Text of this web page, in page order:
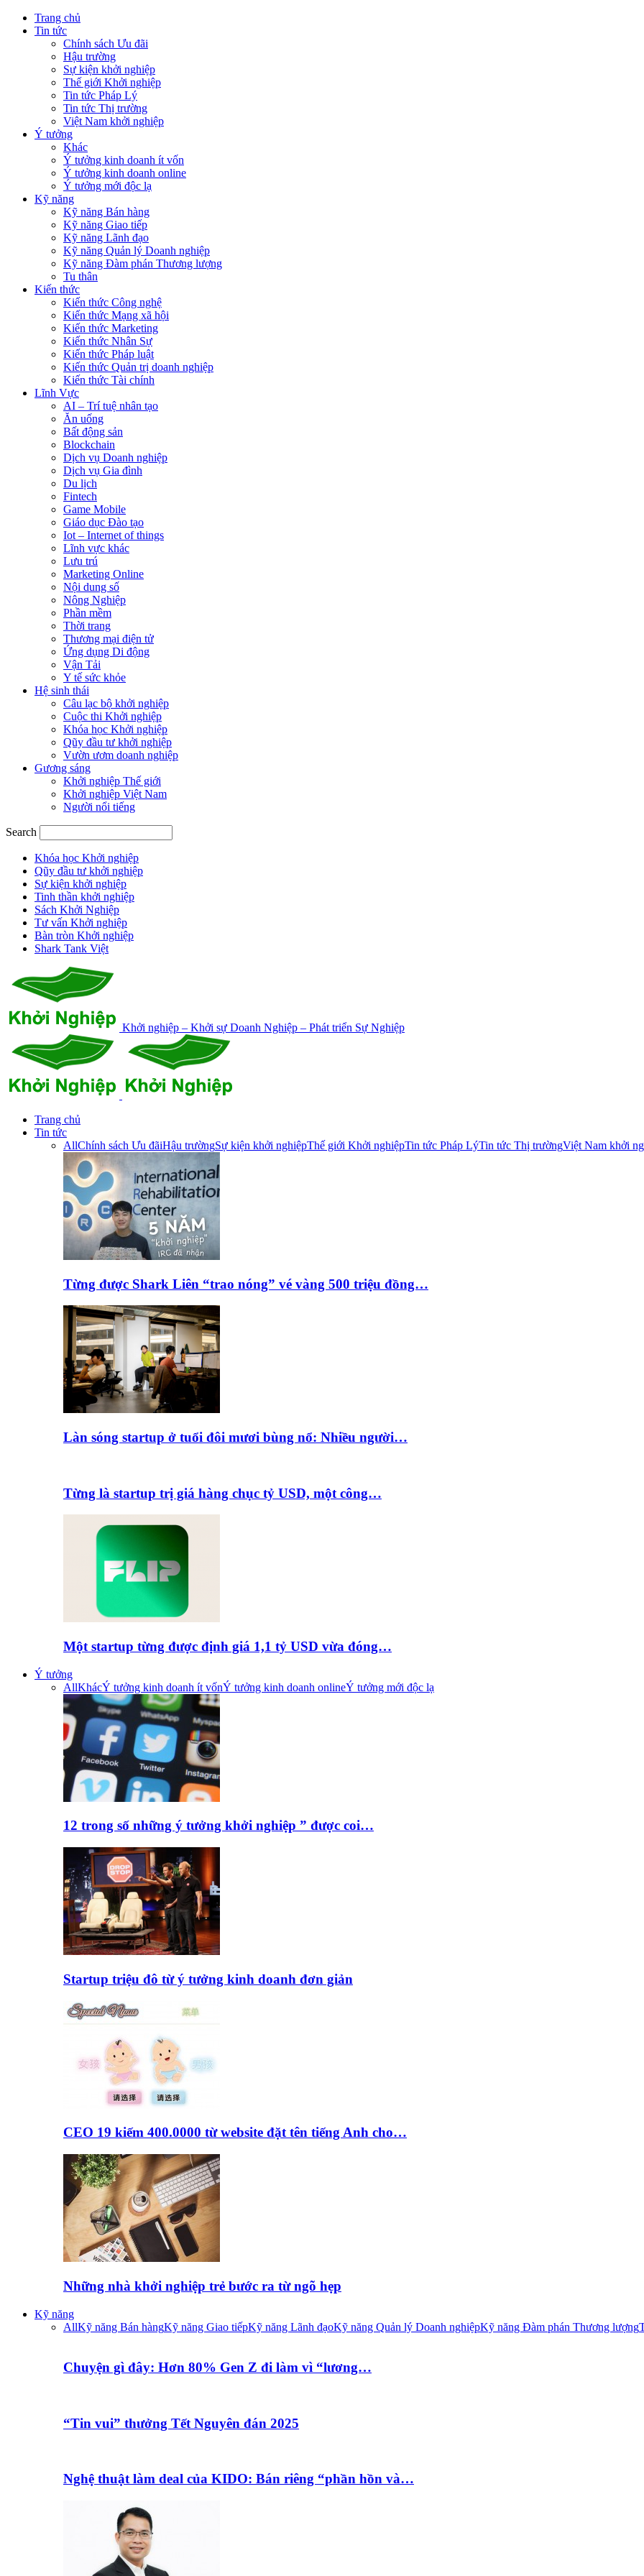
Trang chủ
Tin tức
Chính sách Ưu đãi
Hậu trường
Sự kiện khởi nghiệp
Thế giới Khởi nghiệp
Tin tức Pháp Lý
Tin tức Thị trường
Việt Nam khởi nghiệp
Ý tưởng
Khác
Ý tưởng kinh doanh ít vốn
Ý tưởng kinh doanh online
Ý tưởng mới độc lạ
Kỹ năng
Kỹ năng Bán hàng
Kỹ năng Giao tiếp
Kỹ năng Lãnh đạo
Kỹ năng Quản lý Doanh nghiệp
Kỹ năng Đàm phán Thương lượng
Tu thân
Kiến thức
Kiến thức Công nghệ
Kiến thức Mạng xã hội
Kiến thức Marketing
Kiến thức Nhân Sự
Kiến thức Pháp luật
Kiến thức Quản trị doanh nghiệp
Kiến thức Tài chính
Lĩnh Vực
AI – Trí tuệ nhân tạo
Ăn uống
Bất động sản
Blockchain
Dịch vụ Doanh nghiệp
Dịch vụ Gia đình
Du lịch
Fintech
Game Mobile
Giáo dục Đào tạo
Iot – Internet of things
Lĩnh vực khác
Lưu trú
Marketing Online
Nội dung số
Nông Nghiệp
Phần mềm
Thời trang
Thương mại điện tử
Ứng dụng Di động
Vận Tải
Y tế sức khỏe
Hệ sinh thái
Câu lạc bộ khởi nghiệp
Cuộc thi Khởi nghiệp
Khóa học Khởi nghiệp
Qũy đầu tư khởi nghiệp
Vườn ươm doanh nghiệp
Gương sáng
Khởi nghiệp Thế giới
Khởi nghiệp Việt Nam
Người nổi tiếng
Search
Khóa học Khởi nghiệp
Qũy đầu tư khởi nghiệp
Sự kiện khởi nghiệp
Tinh thần khởi nghiệp
Sách Khởi Nghiệp
Tư vấn Khởi nghiệp
Bàn tròn Khởi nghiệp
Shark Tank Việt
Khởi nghiệp – Khởi sự Doanh Nghiệp – Phát triển Sự Nghiệp
Trang chủ
Tin tức
AllChính sách Ưu đãiHậu trườngSự kiện khởi nghiệpThế giới Khởi nghiệpTin tức Pháp LýTin tức Thị trườngViệt Nam khởi
Từng được Shark Liên “trao nóng” vé vàng 500 triệu đồng…
Làn sóng startup ở tuổi đôi mươi bùng nổ: Nhiều người…
Từng là startup trị giá hàng chục tỷ USD, một công…
Một startup từng được định giá 1,1 tỷ USD vừa đóng…
Ý tưởng
AllKhácÝ tưởng kinh doanh ít vốnÝ tưởng kinh doanh onlineÝ tưởng mới độc lạ
12 trong số những ý tưởng khởi nghiệp ” được coi…
Startup triệu đô từ ý tưởng kinh doanh đơn giản
CEO 19 kiếm 400.0000 từ website đặt tên tiếng Anh cho…
Những nhà khởi nghiệp trẻ bước ra từ ngõ hẹp
Kỹ năng
AllKỹ năng Bán hàngKỹ năng Giao tiếpKỹ năng Lãnh đạoKỹ năng Quản lý Doanh nghiệpKỹ năng Đàm phán Thương lượng
Chuyện gì đây: Hơn 80% Gen Z đi làm vì “lương…
“Tin vui” thưởng Tết Nguyên đán 2025
Nghệ thuật làm deal của KIDO: Bán riêng “phần hồn và…